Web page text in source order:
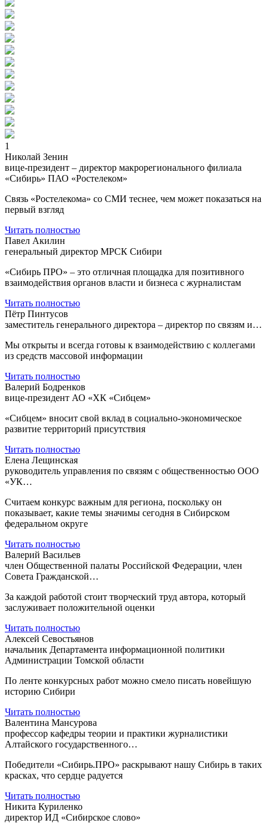
1
Николай Зенин
вице-президент – директор макрорегионального филиала
«Сибирь» ПАО «Ростелеком»
Связь «Ростелекома» со СМИ теснее, чем может показаться на
первый взгляд
Читать полностью
Павел Акилин
генеральный директор МРСК Сибири
«Сибирь ПРО» – это отличная площадка для позитивного
взаимодействия органов власти и бизнеса с журналистам
Читать полностью
Пётр Пинтусов
заместитель генерального директора – директор по связям и…
Мы открыты и всегда готовы к взаимодействию с коллегами
из средств массовой информации
Читать полностью
Валерий Бодренков
вице-президент АО «ХК «Сибцем»
«Сибцем» вносит свой вклад в социально-экономическое
развитие территорий присутствия
Читать полностью
Елена Лещинская
руководитель управления по связям с общественностью ООО
«УК…
Считаем конкурс важным для региона, поскольку он
показывает, какие темы значимы сегодня в Сибирском
федеральном округе
Читать полностью
Валерий Васильев
член Общественной палаты Российской Федерации, член
Совета Гражданской…
За каждой работой стоит творческий труд автора, который
заслуживает положительной оценки
Читать полностью
Алексей Севостьянов
начальник Департамента информационной политики
Администрации Томской области
По ленте конкурсных работ можно смело писать новейшую
историю Сибири
Читать полностью
Валентина Мансурова
профессор кафедры теории и практики журналистики
Алтайского государственного…
Победители «Сибирь.ПРО» раскрывают нашу Сибирь в таких
красках, что сердце радуется
Читать полностью
Никита Куриленко
директор ИД «Сибирское слово»